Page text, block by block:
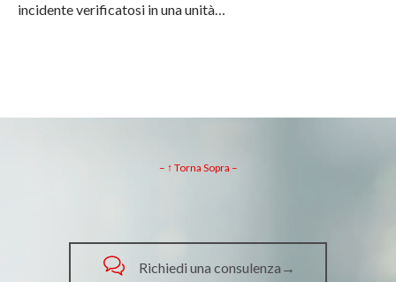
incidente verificatosi in una unità…
– ↑ Torna Sopra –
 Richiedi una consulenza→